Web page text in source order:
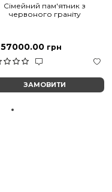
Сімейний пам'ятник з
червоного граніту
57000.00 грн
ЗАМОВИТИ